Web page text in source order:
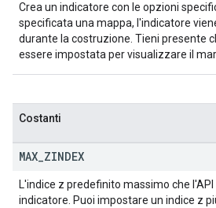
Crea un indicatore con le opzioni
specificata una mappa, l'indicatore
durante la costruzione. Tieni presente
essere impostata per visualizzare il
Costanti
MAX ZINDEX
L'indice z predefinito massimo che
indicatore. Puoi impostare un indice z